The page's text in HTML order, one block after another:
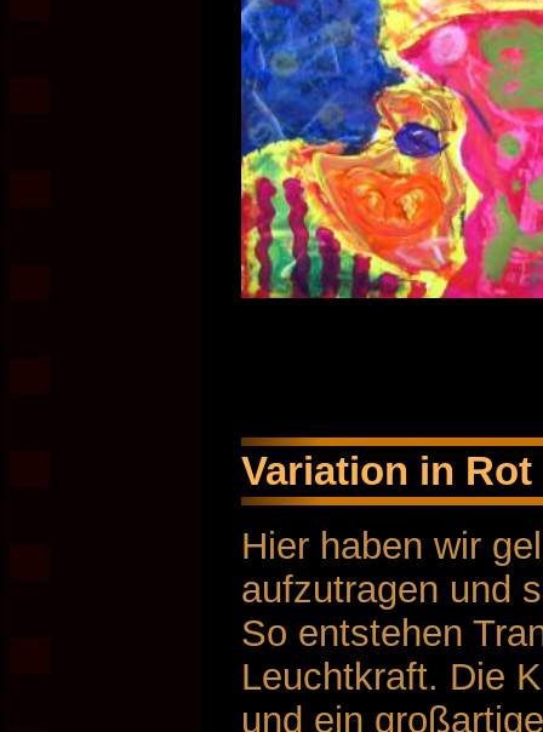
Variation in Rot
Hier haben wir
aufzutragen und
So entstehen
Leuchtkraft. Die
und ein